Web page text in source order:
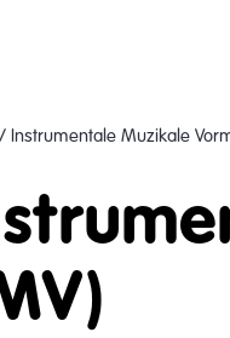
/ Instrumentale Muzikale